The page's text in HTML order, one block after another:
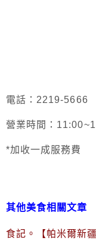
電話：2219-5666
營業時間：
*加收一成服務費
其他美食相關文章
食記。【帕米爾新